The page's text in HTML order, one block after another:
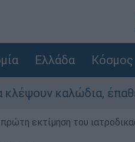
Ελλάδα Κόσμος
έπαθε
εκτίμηση του